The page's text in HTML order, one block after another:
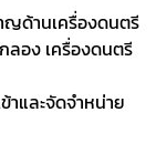
ญด้านเครื่องดนตรี
ลอง เครื่องดนตรี
และจัดจำหน่าย